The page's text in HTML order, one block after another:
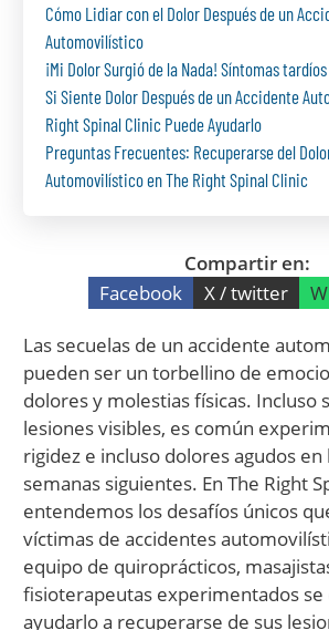
Cómo Lidiar con el Dolor Después de un
Automovilístico
¡Mi Dolor Surgió de la Nada! Síntomas tardíos
Si Siente Dolor Después de un Accidente
Right Spinal Clinic Puede Ayudarlo
Preguntas Frecuentes: Recuperarse del
Automovilístico en The Right Spinal Clinic
Compartir en:
Facebook
X / twitter
Las secuelas de un accidente
pueden ser un torbellino de
dolores y molestias físicas. Incluso
lesiones visibles, es común
rigidez e incluso dolores agudos en
semanas siguientes. En The Right
entendemos los desafíos únicos
víctimas de accidentes
equipo de quiroprácticos,
fisioterapeutas experimentados se
ayudarlo a recuperarse de sus